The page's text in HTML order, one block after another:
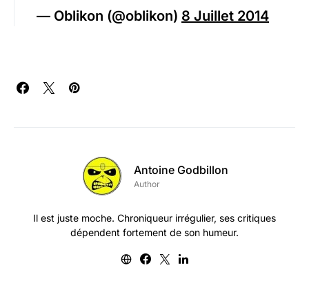
— Oblikon (@oblikon) 8 Juillet 2014
Antoine Godbillon
Author
Il est juste moche. Chroniqueur irrégulier, ses critiques
dépendent fortement de son humeur.